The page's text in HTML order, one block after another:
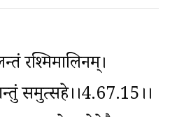
रश्मिमालिनम्।
समुत्सहे।।4.67.15।।